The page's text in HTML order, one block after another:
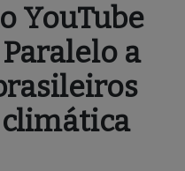
YouTube
a